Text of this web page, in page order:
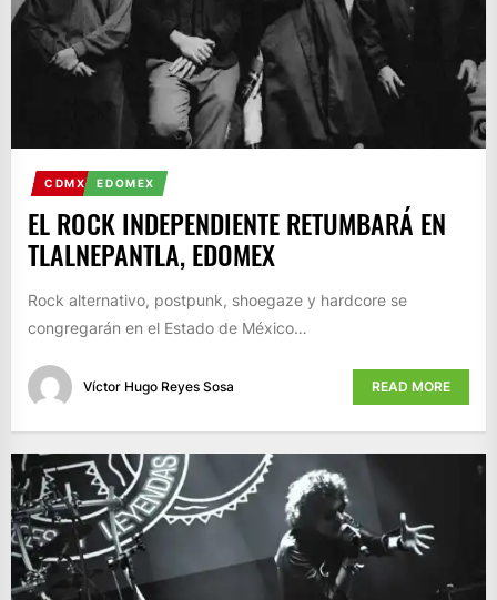
CDMX EDOMEX
EL ROCK INDEPENDIENTE RETUMBARÁ EN
TLALNEPANTLA, EDOMEX
Rock alternativo, postpunk, shoegaze y hardcore se
congregarán en el Estado de México…
Víctor Hugo Reyes Sosa READ MORE